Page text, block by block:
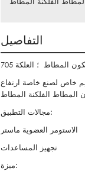
التفاصيل
المطاط ؛ العلكة 705
تصميم خاص لصنع خاصة ارتفاع
مجالات التطبيق:
الاستومر العضوية ماستر
تجهيز المساعدات
ميزة: